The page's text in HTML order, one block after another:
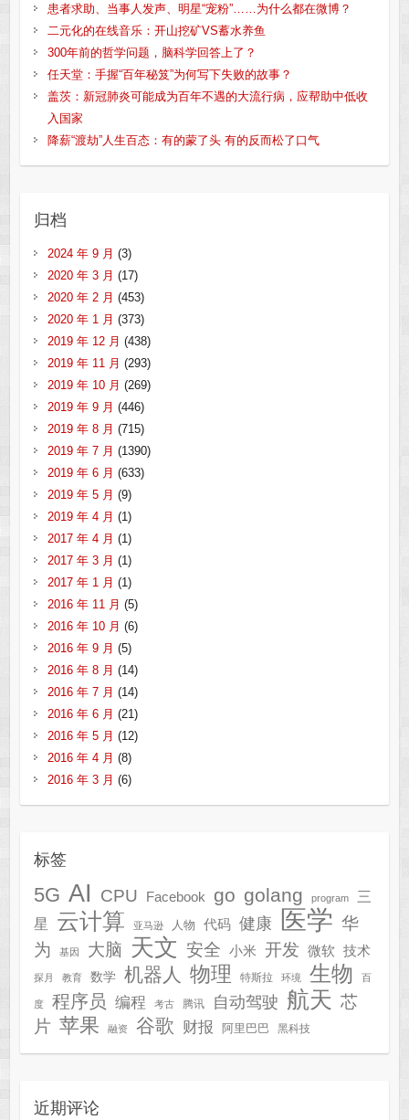
患者求助、当事人发声、明星“宠粉”……为什么都在微博？
二元化的在线音乐：开山挖矿VS蓄水养鱼
300年前的哲学问题，脑科学回答上了？
任天堂：手握“百年秘笈”为何写下失败的故事？
盖茨：新冠肺炎可能成为百年不遇的大流行病，应帮助中低收
入国家
降薪“渡劫”人生百态：有的蒙了头 有的反而松了口气
归档
2024 年 9 月 (3)
2020 年 3 月 (17)
2020 年 2 月 (453)
2020 年 1 月 (373)
2019 年 12 月 (438)
2019 年 11 月 (293)
2019 年 10 月 (269)
2019 年 9 月 (446)
2019 年 8 月 (715)
2019 年 7 月 (1390)
2019 年 6 月 (633)
2019 年 5 月 (9)
2019 年 4 月 (1)
2017 年 4 月 (1)
2017 年 3 月 (1)
2017 年 1 月 (1)
2016 年 11 月 (5)
2016 年 10 月 (6)
2016 年 9 月 (5)
2016 年 8 月 (14)
2016 年 7 月 (14)
2016 年 6 月 (21)
2016 年 5 月 (12)
2016 年 4 月 (8)
2016 年 3 月 (6)
标签
5G AI CPU Facebook go golang program
三
星
云计算 亚马逊 人物 代码 健康 医学 华
为
基因 大脑 天文 安全 小米 开发 微软 技术
探月 教育 数学 机器人 物理 特斯拉 环境 生物 百
度 程序员 编程 考古 腾讯 自动驾驶 航天 芯
片 苹果 融资 谷歌 财报 阿里巴巴 黑科技
近期评论